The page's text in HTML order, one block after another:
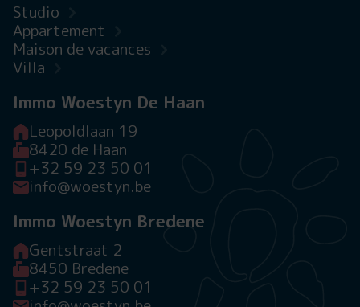
Studio
Appartement
Maison de vacances
Villa
Immo Woestyn De Haan
Leopoldlaan 19
8420 de Haan
+32 59 23 50 01
info@woestyn.be
Immo Woestyn Bredene
Gentstraat 2
8450 Bredene
+32 59 23 50 01